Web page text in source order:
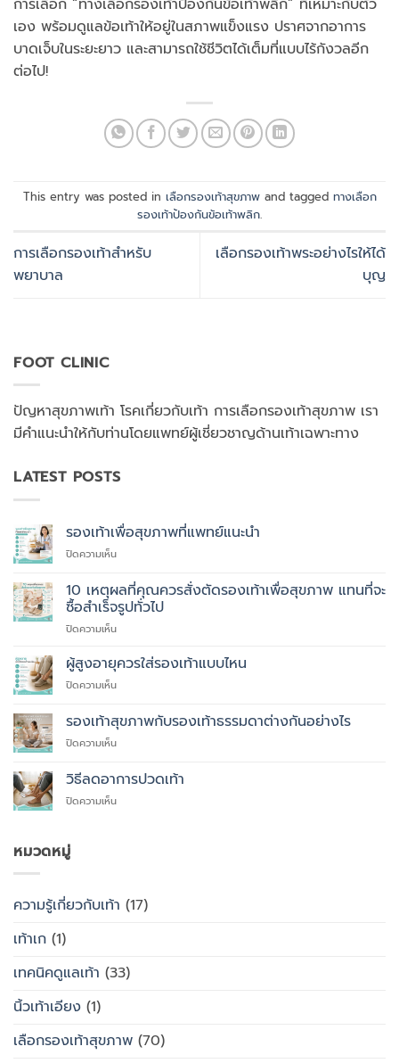
การเลือก “ทางเลือกรองเท้าป้องกันข้อเท้าพลิก” ที่เหมาะกับตัว
เอง พร้อมดูแลข้อเท้าให้อยู่ในสภาพแข็งแรง ปราศจากอาการ
บาดเจ็บในระยะยาว และสามารถใช้ชีวิตได้เต็มที่แบบไร้กังวลอีก
ต่อไป!
This entry was posted in เลือกรองเท้าสุขภาพand tagged ทางเลือก
รองเท้าป้องกันข้อเท้าพลิก.
การเลือกรองเท้าสำหรับ
พยาบาล
เลือกรองเท้าพระอย่างไรให้ได้
บุญ
FOOT CLINIC
ปัญหาสุขภาพเท้า โรคเกี่ยวกับเท้า การเลือกรองเท้าสุขภาพ เรา
มีคำแนะนำให้กับท่านโดยแพทย์ผู้เชี่ยวชาญด้านเท้าเฉพาะทาง
LATEST POSTS
รองเท้าเพื่อสุขภาพที่แพทย์แนะนำ
ปิดความเห็นบน
เพื่อ
สุขภาพ
ที่
แพทย์
10 เหตุผลที่คุณควรสั่งตัดรองเท้าเพื่อสุขภาพ แทนที่จะ
ซื้อสำเร็จรูปทั่วไป
ปิดความเห็นบน
เหตุผล
คุณ
สั่ง
ตัด
รองเท้า
สุขภาพ
ผู้สูงอายุควรใส่รองเท้าแบบไหน
ปิดความเห็นบน
สูง
อายุ
ควร
รองเท้า
ไหน
รองเท้าสุขภาพกับรองเท้าธรรมดาต่างกันอย่างไร
ปิดความเห็นบน
สุขภาพ
กับ
รองเท้า
วิธีลดอาการปวดเท้า
ปิดความเห็นบน
หมวดหมู่
ความรู้เกี่ยวกับเท้า (17)
เท้าเก (1)
เทคนิคดูแลเท้า (33)
นิ้วเท้าเอียง (1)
เลือกรองเท้าสุขภาพ (70)